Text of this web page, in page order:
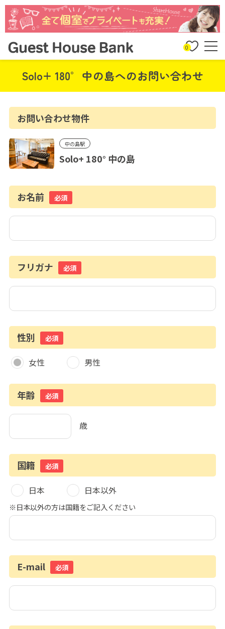
0
Solo+ 180° 中の島へのお問い合わせ
お問い合わせ物件
中の島駅
Solo+ 180° 中の島
お名前 必須
フリガナ 必須
性別 必須
女性 男性
年齢 必須
歳
国籍 必須
日本 日本以外
※日本以外の方は国籍をご記入ください
E-mail 必須